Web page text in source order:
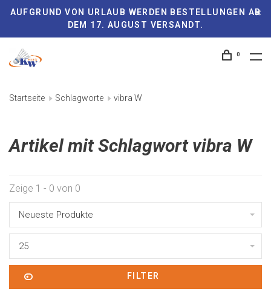
AUFGRUND VON URLAUB WERDEN BESTELLUNGEN AB
DEM 17. AUGUST VERSANDT.
0
Startseite Schlagworte vibra W
Artikel mit Schlagwort vibra W
Zeige 1 - 0 von 0
Neueste Produkte
25
FILTER